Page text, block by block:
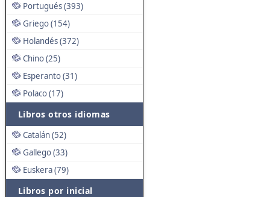
Portugués (393)
Griego (154)
Holandés (372)
Chino (25)
Esperanto (31)
Polaco (17)
Libros otros idiomas
Catalán (52)
Gallego (33)
Euskera (79)
Libros por inicial